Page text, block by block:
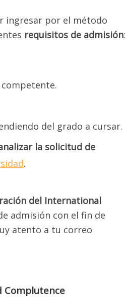
ingresar por el método
requisitos de admisión:
del grado a cursar.
la solicitud de
.
del International
admisión con el fin de
atento a tu correo
Complutence
los temas de Selectividad para
y desee participar en la Charla